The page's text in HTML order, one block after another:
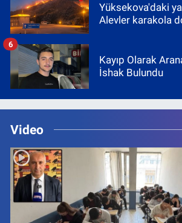
Yüksekova'daki
Alevler karakola
Kayıp Olarak
İshak Bulundu
6
Video